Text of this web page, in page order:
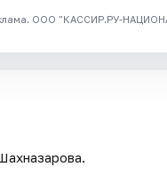
ООО "КАССИР.РУ-